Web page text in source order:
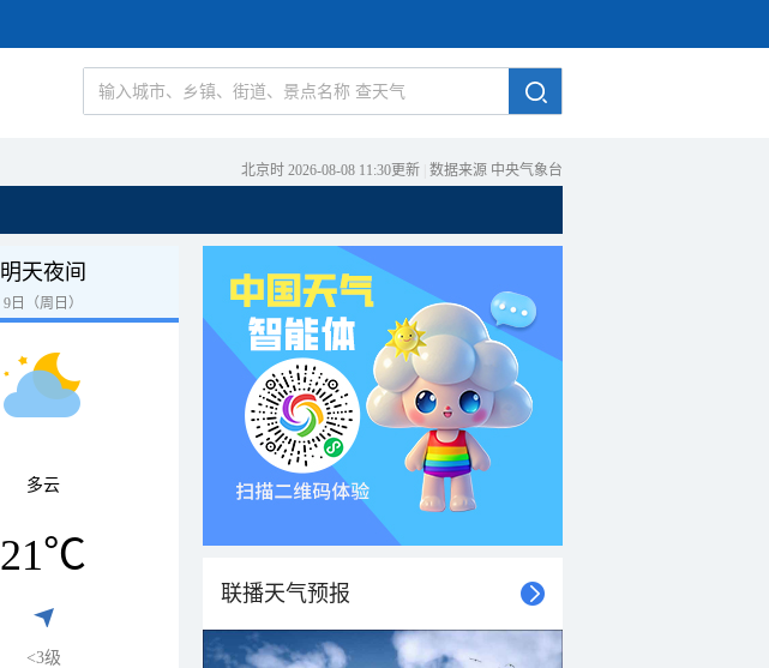
北京时 2026-08-08 11:30更新 数据来源 中央气象台
明天夜间
9日（周日）
多云
21℃
<3级
联播天气预报